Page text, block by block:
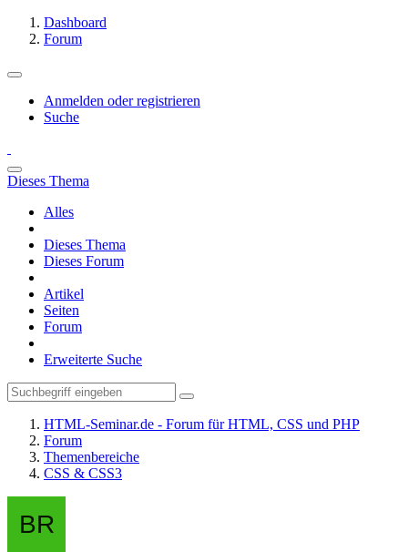
Dashboard
Forum
Anmelden oder registrieren
Suche
Dieses Thema
Alles
Dieses Thema
Dieses Forum
Artikel
Seiten
Forum
Erweiterte Suche
HTML-Seminar.de - Forum für HTML, CSS und PHP
Forum
Themenbereiche
CSS & CSS3